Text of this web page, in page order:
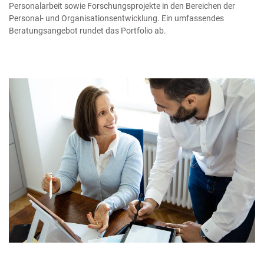
Personalarbeit sowie Forschungsprojekte in den Bereichen der
Personal- und Organisationsentwicklung. Ein umfassendes
Beratungsangebot rundet das Portfolio ab.